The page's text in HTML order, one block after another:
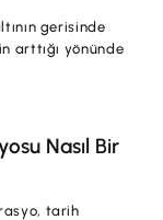
gerisinde
arttığı yönünde
Nasıl Bir
tarih